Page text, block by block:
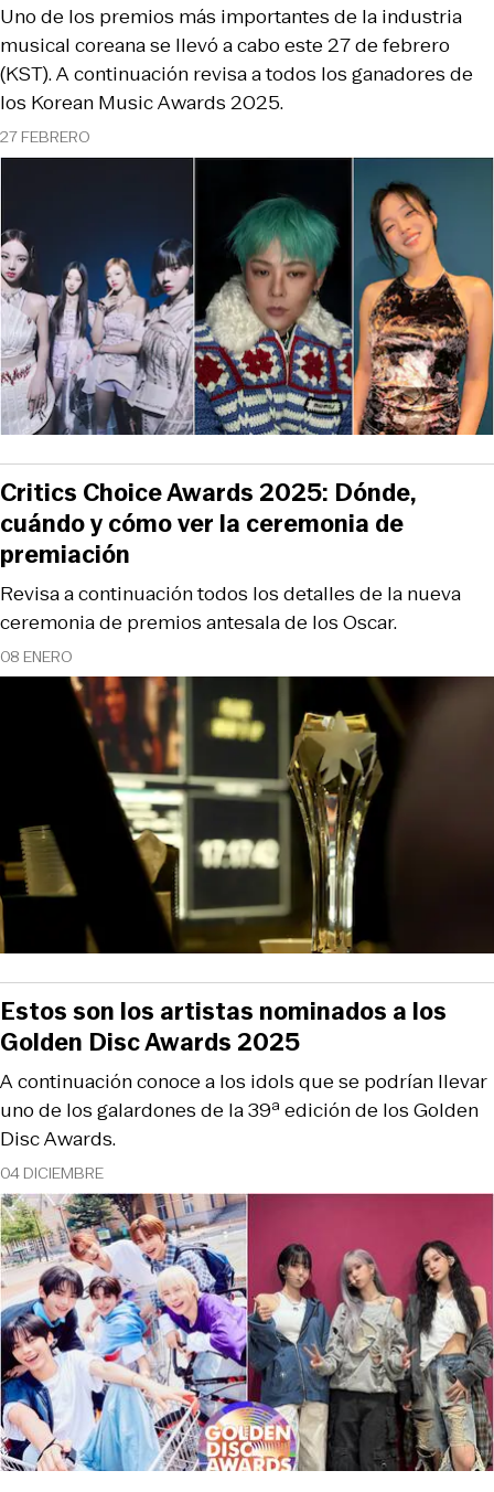
27 FEBRERO
Uno de los premios más importantes de la industria
musical coreana se llevó a cabo este 27 de febrero
(KST). A continuación revisa a todos los ganadores de
los Korean Music Awards 2025.
08 ENERO
Revisa a continuación todos los detalles de la nueva
ceremonia de premios antesala de los Oscar.
Critics Choice Awards 2025: Dónde,
cuándo y cómo ver la ceremonia de
premiación
04 DICIEMBRE
A continuación conoce a los idols que se podrían llevar
uno de los galardones de la 39ª edición de los Golden
Disc Awards.
Estos son los artistas nominados a los
Golden Disc Awards 2025